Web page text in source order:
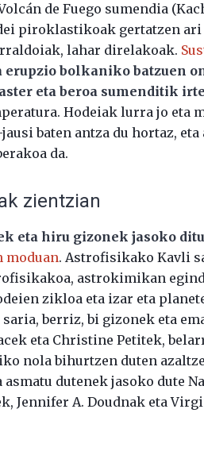
de Fuego sumendia
piroklastikoak gertatzen
lahar direlakoak.
bolkaniko batzuen
eta beroa sumenditik
Hodeiak lurra jo eta
baten antza du hortaz,
da.
zientzian
eta hiru gizonek jasoko
moduan. Astrofisikako Kavli
astrokimikan
zikloa eta izar eta
berriz, bi gizonek eta
eta Christine Petitek,
nola bihurtzen duten
asmatu dutenek jasoko dute
Jennifer A. Doudnak eta